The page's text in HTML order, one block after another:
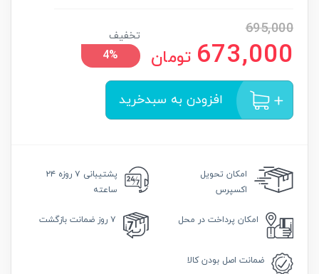
695,000
673,000 تومان
تخفیف
4%
افزودن به سبدخرید
امکان تحویل
اکسپرس
پشتیبانی
۷ روزه ۲۴
ساعته
امکان پرداخت در محل ۷ روز ضمانت بازگشت
ضمانت اصل بودن کالا